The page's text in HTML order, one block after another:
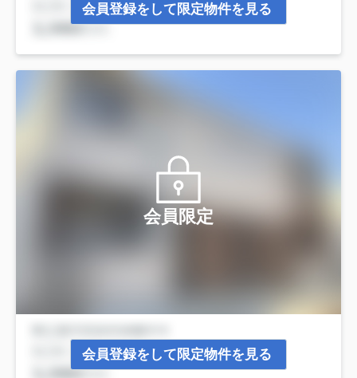
会員登録をして限定物件を見る
会員限定
会員登録をして限定物件を見る